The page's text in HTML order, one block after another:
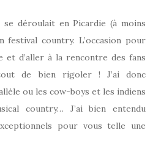
se déroulait en Picardie (à moins
festival country. L’occasion pour
d’aller à la rencontre des fans
de bien rigoler ! J’ai donc
ou les cow-boys et les indiens
country… J’ai bien entendu
pour vous telle une